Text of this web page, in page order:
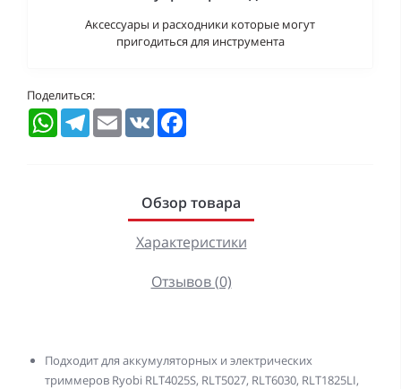
Аксессуары и расходники которые могут
пригодиться для инструмента
Поделиться:
WhatsAppTelegramEmail VK
Обзор товара
Характеристики
Отзывов (0)
Подходит для аккумуляторных и электрических
триммеров Ryobi RLT4025S, RLT5027, RLT6030, RLT1825LI,